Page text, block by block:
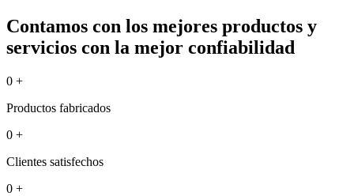
Contamos con los mejores productos y
servicios con la mejor confiabilidad
0 +
Productos fabricados
0 +
Clientes satisfechos
0 +